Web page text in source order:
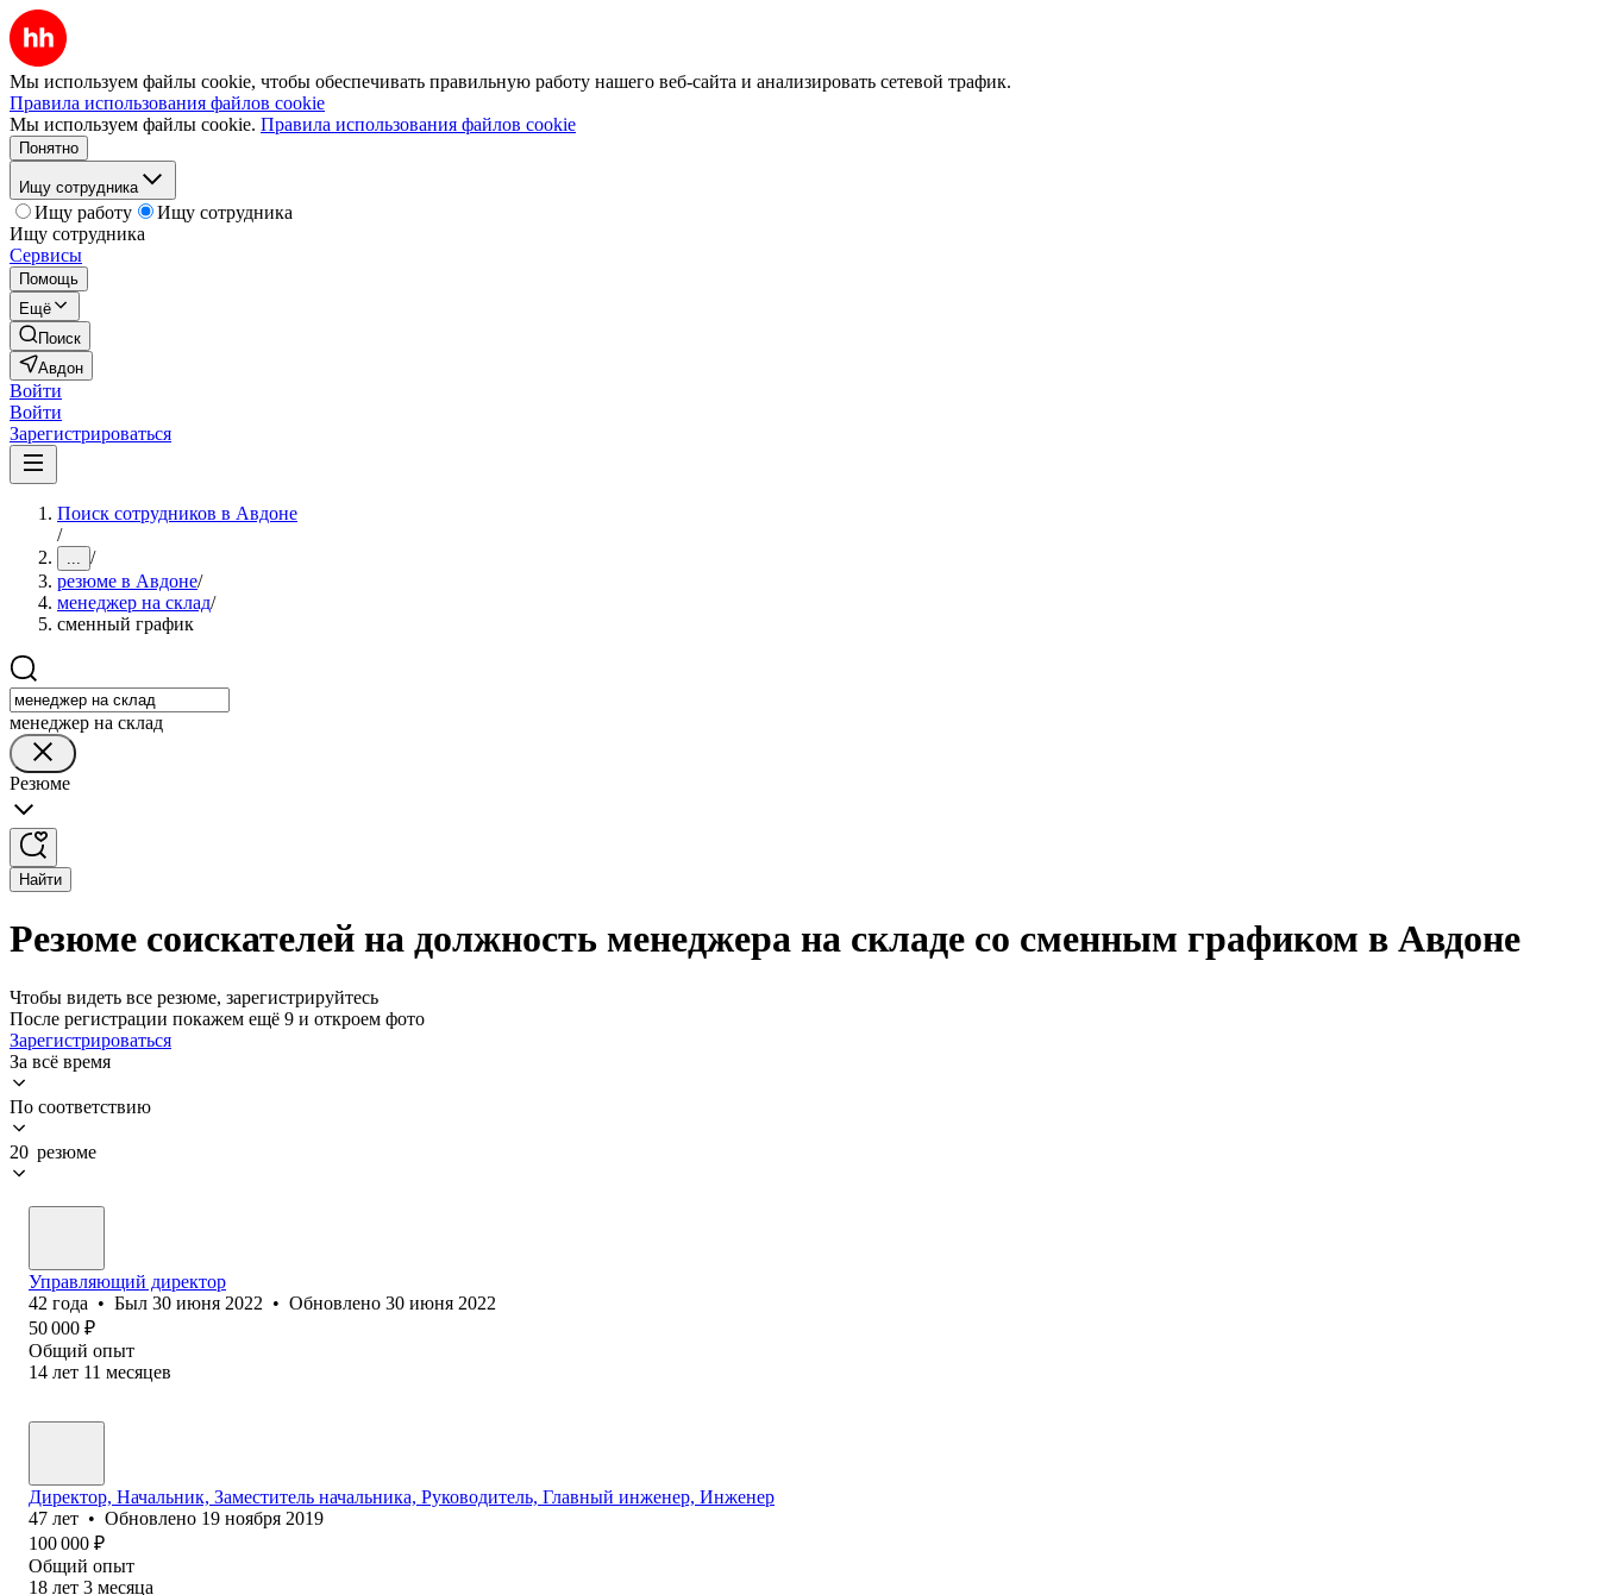
Мы используем файлы cookie, чтобы обеспечивать правильную работу нашего веб-сайта и анализировать сетевой трафик.
Правила использования файлов cookie
Мы используем файлы cookie. Правила использования файлов cookie
Понятно
Ищу сотрудника
Ищу работу
Ищу сотрудника
Ищу сотрудника
Сервисы
Помощь
Ещё
Поиск
Авдон
Войти
Войти
Зарегистрироваться
Поиск сотрудников в Авдоне
/
... /
резюме в Авдоне/
менеджер на склад/
сменный график
менеджер на склад
Резюме
Найти
Резюме соискателей на должность менеджера на складе со сменным графиком в Авдоне
Чтобы видеть все резюме, зарегистрируйтесь
После регистрации покажем ещё 9 и откроем фото
Зарегистрироваться
За всё время
По соответствию
20 резюме
Управляющий директор
42 года • Был 30 июня 2022 • Обновлено 30 июня 2022
50 000 ₽
Общий опыт
14 лет 11 месяцев
Директор, Начальник, Заместитель начальника, Руководитель, Главный инженер, Инженер
47 лет • Обновлено 19 ноября 2019
100 000 ₽
Общий опыт
18 лет 3 месяца